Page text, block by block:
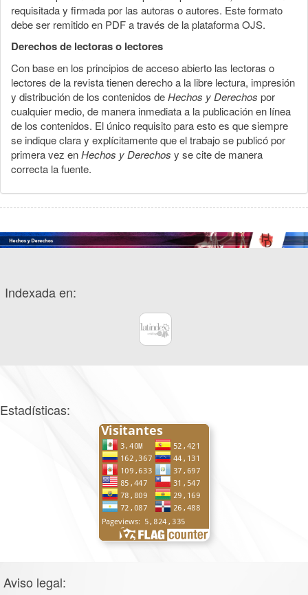
requisitada y firmada por las autoras o autores. Este formato
debe ser remitido en PDF a través de la plataforma OJS.
Derechos de lectoras o lectores
Con base en los principios de acceso abierto las lectoras o
lectores de la revista tienen derecho a la libre lectura, impresión
y distribución de los contenidos deHechos y Derechos por
cualquier medio, de manera inmediata a la publicación en línea
de los contenidos. El único requisito para esto es que siempre
se indique clara y explícitamente que el trabajo se publicó por
primera vez enHechos y Derechos y se cite de manera
correcta la fuente.
Indexada en:
Estadísticas:
Aviso legal: